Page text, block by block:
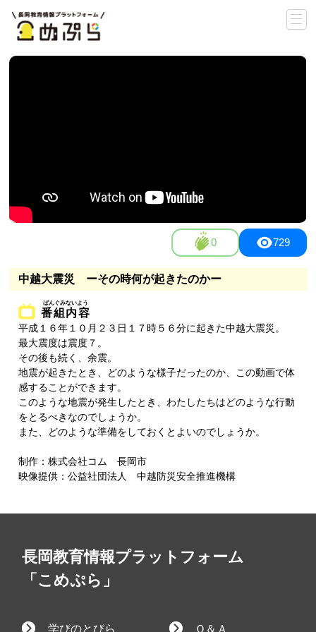
0 729
中越大震災 ーその時何が起きたのかー
番組内容
平成１６年１０月２３日１７時５６分に起きた中越大震災。
最大震度は震度７。
その後も続く、余震。
地震が起きたとき、どのような様子だったのか、この動画で体
感することができます。
このような地震が発生したとき、わたしたちはどのような行動
をとるべきなのでしょうか。
また、どのような準備をしておくとよいのでしょうか。
制作：株式会社コム 長岡市
映像提供：公益社団法人 中越防災安全推進機構
長岡教育情報プラットフォーム
「こめぷら」
学びのとびら Ｑ＆Ａ